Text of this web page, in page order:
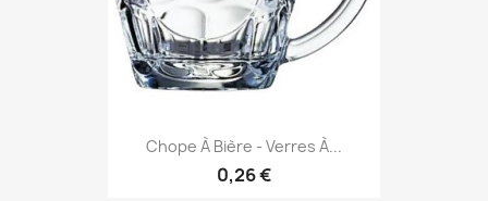
Chope À Bière - Verres À...
0,26 €